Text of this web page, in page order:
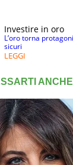
Investire in oro
L’oro torna
sicuri
LEGGI